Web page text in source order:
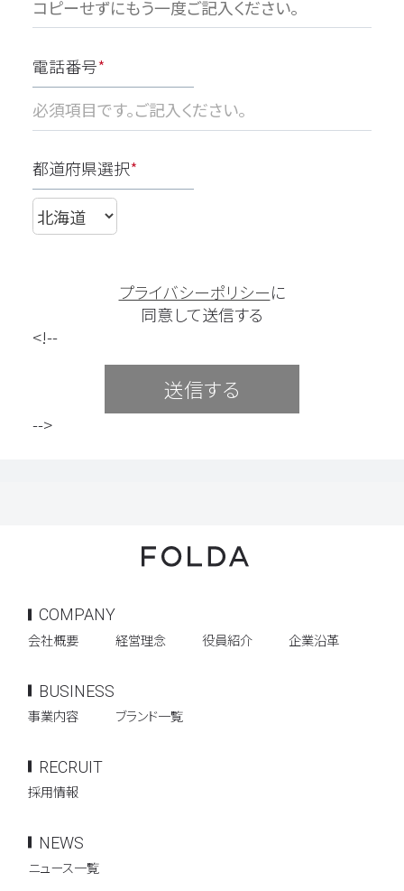
電話番号*
都道府県選択*
プライバシーポリシーに
同意して送信する
<!--
-->
COMPANY
会社概要
経営理念 役員紹介 企業沿革
BUSINESS
事業内容
ブランド一覧
RECRUIT
採用情報
NEWS
ニュース一覧